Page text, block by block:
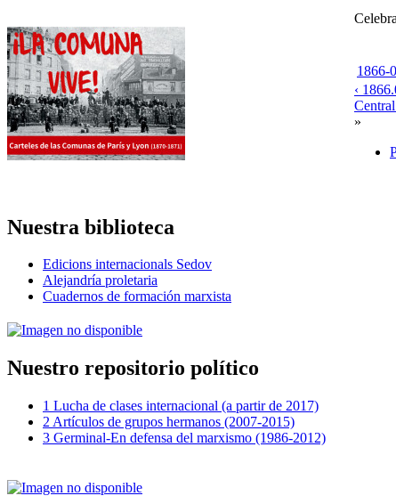
Nuestra biblioteca
Edicions internacionals Sedov
Alejandría proletaria
Cuadernos de formación marxista
Nuestro repositorio político
1 Lucha de clases internacional (a partir de 2017)
2 Artículos de grupos hermanos (2007-2015)
3 Germinal-En defensa del marxismo (1986-2012)
1866-
‹
»